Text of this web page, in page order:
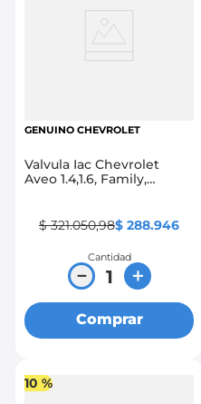
GENUINO CHEVROLET
Valvula Iac Chevrolet
Aveo 1.4,1.6, Family,
$ 321.050,98$ 288.946
Cantidad
＋
－
Comprar
10 %